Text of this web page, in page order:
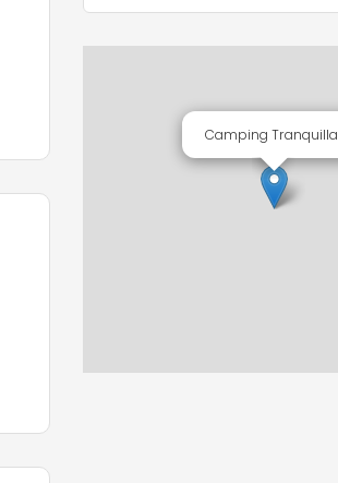
Camping Tranquilla